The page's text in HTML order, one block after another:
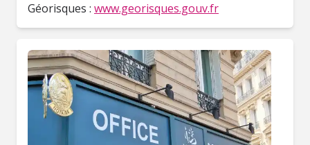
Géorisques : www.georisques.gouv.fr